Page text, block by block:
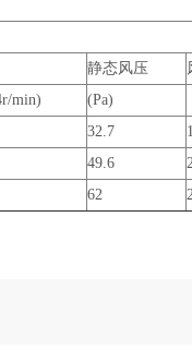
静态风压
min)
(Pa)
32.7
49.6
62